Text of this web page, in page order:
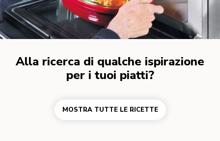
Alla ricerca di qualche ispirazione
per i tuoi piatti?
MOSTRA TUTTE LE RICETTE